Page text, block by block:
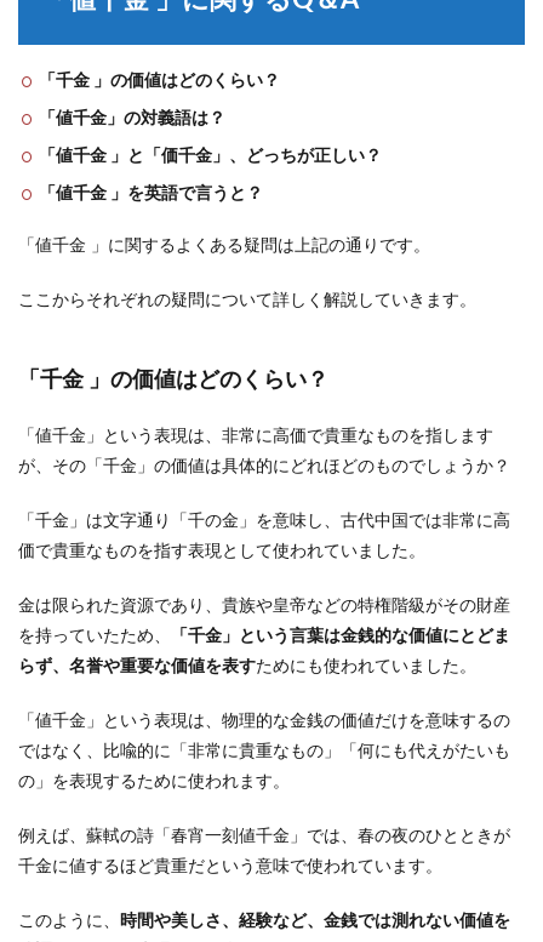
「千金 」の価値はどのくらい？
「値千金」の対義語は？
「値千金 」と「価千金」、どっちが正しい？
「値千金 」を英語で言うと？
「値千金 」に関するよくある疑問は上記の通りです。
ここからそれぞれの疑問について詳しく解説していきます。
「千金 」の価値はどのくらい？
「値千金」という表現は、非常に高価で貴重なものを指します
が、その「千金」の価値は具体的にどれほどのものでしょうか？
「千金」は文字通り「千の金」を意味し、古代中国では非常に高
価で貴重なものを指す表現として使われていました。
金は限られた資源であり、貴族や皇帝などの特権階級がその財産
を持っていたため、
「千金」という言葉は金銭的な価値にとどま
らず、名誉や重要な価値を表すためにも使われていました。
「値千金」という表現は、物理的な金銭の価値だけを意味するの
ではなく、比喩的に「非常に貴重なもの」「何にも代えがたいも
の」を表現するために使われます。
例えば、蘇軾の詩「春宵一刻値千金」では、春の夜のひとときが
千金に値するほど貴重だという意味で使われています。
このように、 時間や美しさ、経験など、金銭では測れない価値を